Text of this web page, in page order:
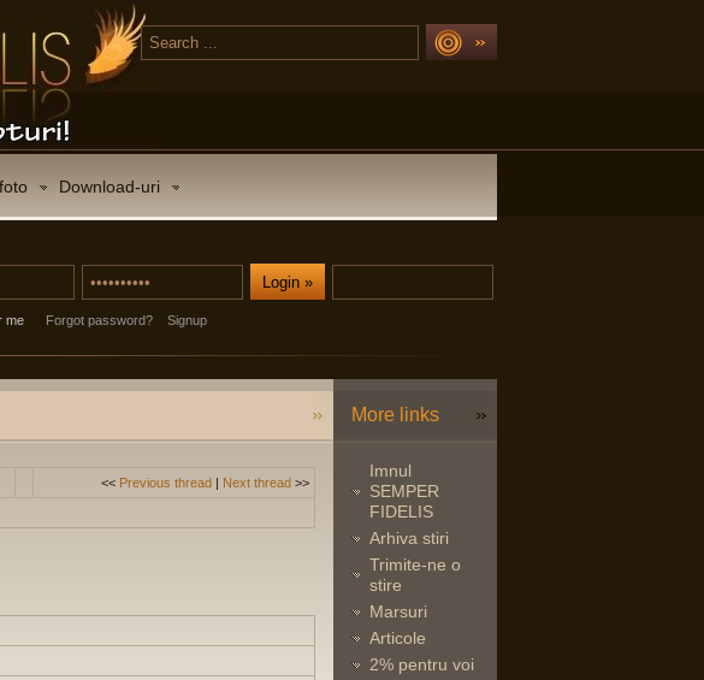
Download-uri
me Forgot password? Signup
<< Previous thread | Next thread >>
More links
Imnul
SEMPER
FIDELIS
Arhiva stiri
Trimite-ne o
stire
Marsuri
Articole
2% pentru voi